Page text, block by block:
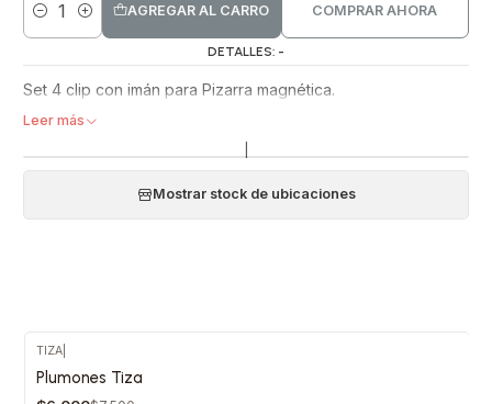
Cantidad
AGREGAR AL CARRO COMPRAR AHORA
DETALLES: -
Set 4 clip con imán para Pizarra magnética.
Leer más
Mostrar stock de ubicaciones
-20%
TIZA|
Plumones Tiza